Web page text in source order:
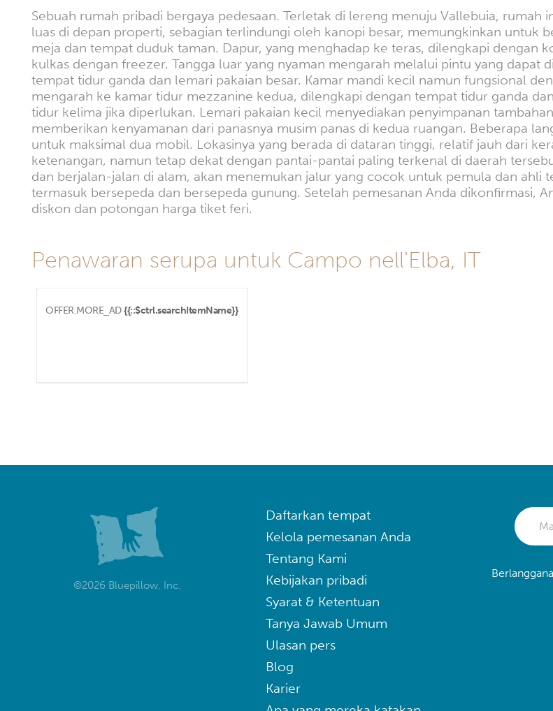
Sebuah rumah pribadi bergaya pedesaan. Terletak di lereng menuju Vallebuia, rumah
luas di depan properti, sebagian terlindungi oleh kanopi besar, memungkinkan untuk
meja dan tempat duduk taman. Dapur, yang menghadap ke teras, dilengkapi dengan
kulkas dengan freezer. Tangga luar yang nyaman mengarah melalui pintu yang dapat
tempat tidur ganda dan lemari pakaian besar. Kamar mandi kecil namun fungsional
mengarah ke kamar tidur mezzanine kedua, dilengkapi dengan tempat tidur ganda
tidur kelima jika diperlukan. Lemari pakaian kecil menyediakan penyimpanan
memberikan kenyamanan dari panasnya musim panas di kedua ruangan. Beberapa
untuk maksimal dua mobil. Lokasinya yang berada di dataran tinggi, relatif jauh dari
ketenangan, namun tetap dekat dengan pantai-pantai paling terkenal di daerah
dan berjalan-jalan di alam, akan menemukan jalur yang cocok untuk pemula dan ahli
termasuk bersepeda dan bersepeda gunung. Setelah pemesanan Anda dikonfirmasi,
diskon dan potongan harga tiket feri.
Penawaran serupa untuk Campo nell'Elba, IT
OFFER.MORE_AD {{::$ctrl.searchItemName}}
©2026 Bluepillow, Inc.
Daftarkan tempat
Kelola pemesanan Anda
Tentang Kami
Kebijakan pribadi
Syarat & Ketentuan
Tanya Jawab Umum
Ulasan pers
Blog
Karier